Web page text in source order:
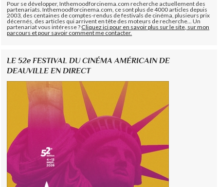
Pour se développer, Inthemoodforcinema.com recherche actuellement des
partenariats. Inthemoodforcinema.com, ce sont plus de 4000 articles depuis
2003, des centaines de comptes-rendus de festivals de cinéma, plusieurs prix
décernés, des articles qui arrivent en tête des moteurs de recherche... Un
partenariat vous intéresse ?Cliquez ici pour en savoir plus sur le site, sur mon
parcours et pour savoir comment me contacter.
LE 52e FESTIVAL DU CINÉMA AMÉRICAIN DE
DEAUVILLE EN DIRECT